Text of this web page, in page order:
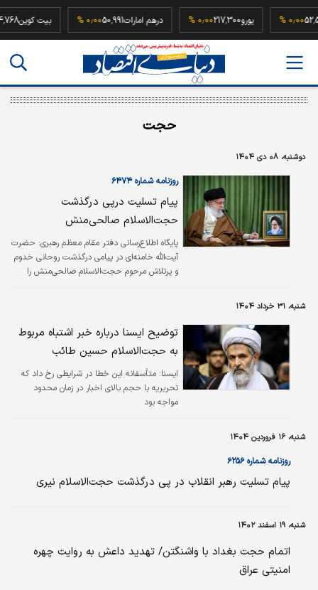
۰٫۰۰ % یورو217,300۰٫۰۰ % درهم امارات50,991۰٫۰۰ % بیت کوین
حجت
دوشنبه، ۰۸ دی ۱۴۰۴
روزنامه شماره ۶۴۷۴
پیام تسلیت درپی درگذشت
حجت‌الاسلام صالحی‌منش
پایگاه اطلاع‌رسانی دفتر مقام معظم رهبری: حضرت
آیت‌الله خامنه‌ای در پیامی درگذشت روحانی خدوم
و پرتلاش مرحوم حجت‌الاسلام صالحی‌منش را
شنبه، ۳۱ خرداد ۱۴۰۴
توضیح ایسنا درباره خبر اشتباه مربوط
به حجت‌الاسلام حسین طائب
ایسنا: متأسفانه این خطا در شرایطی رخ داد که
تحریریه با حجم بالای اخبار در زمان محدود
مواجه بود
شنبه، ۱۶ فروردین ۱۴۰۴
روزنامه شماره ۶۲۵۶
پیام تسلیت رهبر انقلاب در پی درگذشت حجت‌الاسلام نیری
شنبه، ۱۹ اسفند ۱۴۰۲
اتمام حجت بغداد با واشنگتن/ تهدید داعش به روایت چهره
امنیتی عراق